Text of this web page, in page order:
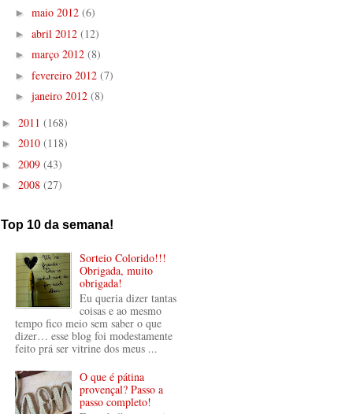
► maio 2012 (6)
► abril 2012 (12)
► março 2012 (8)
► fevereiro 2012 (7)
► janeiro 2012 (8)
► 2011 (168)
► 2010 (118)
► 2009 (43)
► 2008 (27)
Top 10 da semana!
Sorteio Colorido!!!
Obrigada, muito
obrigada!
Eu queria dizer tantas
coisas e ao mesmo
tempo fico meio sem saber o que
dizer… esse blog foi modestamente
feito prá ser vitrine dos meus ...
O que é pátina
provençal? Passo a
passo completo!